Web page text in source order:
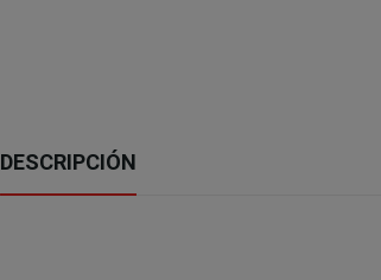
DESCRIPCIÓN